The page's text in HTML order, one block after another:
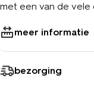
met een van de vele
meer informatie
bezorging